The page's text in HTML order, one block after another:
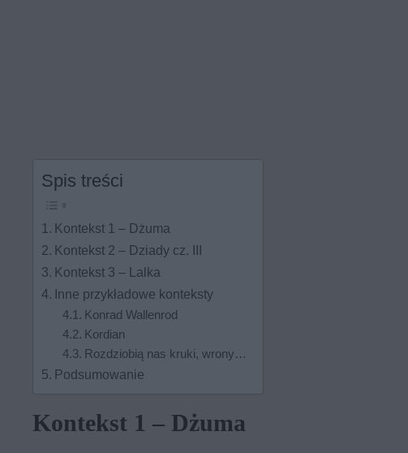
Spis treści
Kontekst 1 – Dżuma
Kontekst 2 – Dziady cz. III
Kontekst 3 – Lalka
Inne przykładowe konteksty
Konrad Wallenrod
Kordian
Rozdziobią nas kruki, wrony…
Podsumowanie
Kontekst 1 – Dżuma